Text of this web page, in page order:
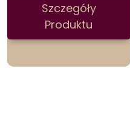
Szczegóły
Produktu